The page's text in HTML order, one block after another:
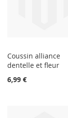
Coussin alliance
dentelle et fleur
6,99 €